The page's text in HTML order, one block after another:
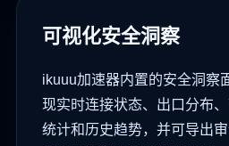
可视化安全洞察
ikuuu加速器内置的安全洞察
现实时连接状态、出口分布
统计和历史趋势，并可导出